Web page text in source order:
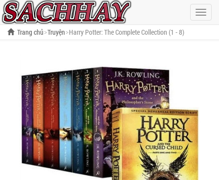
Hiện
menu
Trang chủ Truyện Harry Potter: The Complete Collection (1 - 8)